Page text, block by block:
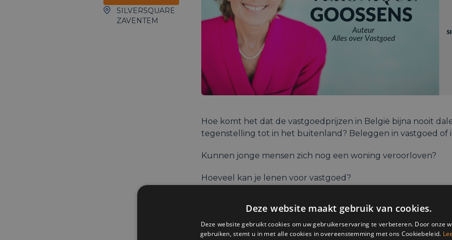
SILVERSQUARE
ZAVENTEM
Hoe komt het dat de vastgoedprijzen in België bijna nooit
tegenstelling tot in het buitenland? Beleggen in vastgoed of
Kunnen jonge mensen zich nog een woning veroorloven?
Hoeveel kan je lenen voor vastgoed?
Véronique Goossens.
Kom samen ontdekken welke inzichten, analyses en adviezen
Deze website maakt gebruik van cookies.
Deze website gebruikt cookies om uw gebruikerservaring te verbeteren. Door onze
gebruiken, stemt u in met alle cookies in overeenstemming met ons Cookiebeleid.